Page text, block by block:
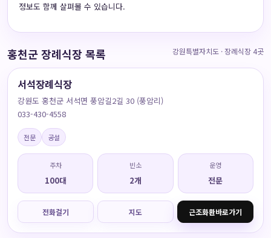
정보도 함께 살펴볼 수 있습니다.
홍천군 장례식장 목록 강원특별자치도 · 장례식장 4곳
서석장례식장
강원도 홍천군 서석면 풍암길2길 30 (풍암리)
033-430-4558
전문 공설
주차
100대
빈소
2개
운영
전문
전화걸기 지도 근조화환바로가기